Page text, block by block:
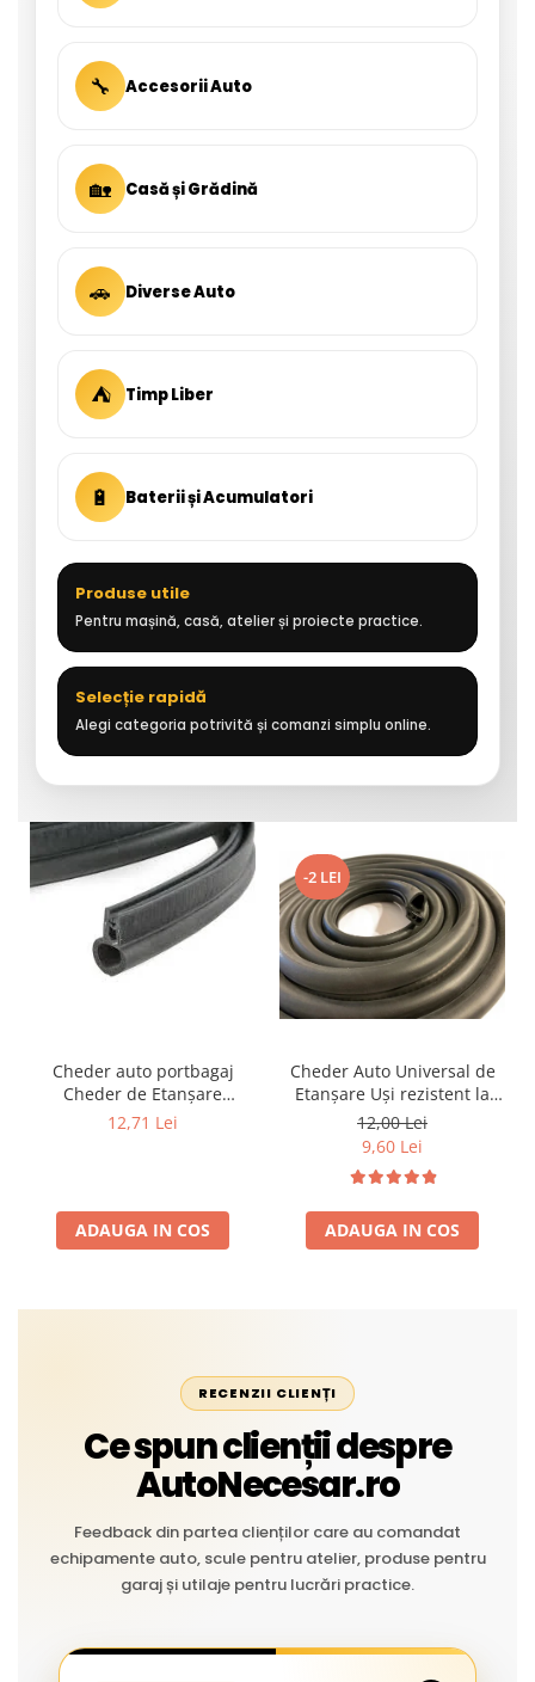
🔧 Accesorii Auto
🏡 Casă și Grădină
🚗 Diverse Auto
⛺ Timp Liber
🔋 Baterii și Acumulatori
Produse utile
Pentru mașină, casă, atelier și proiecte practice.
Selecție rapidă
Alegi categoria potrivită și comanzi simplu online.
Cheder auto portbagaj
Cheder de Etanșare
Profesional din Cauciuc -
Liniar
12,71 Lei
ADAUGA IN COS
-2 LEI
Cheder Auto Universal de
Etanșare Uși rezistent la
intemperii, raze UV,
îmbătrânire și temperaturi
extreme
12,00 Lei
9,60 Lei
ADAUGA IN COS
RECENZII CLIENȚI
Ce spun clienții despre
AutoNecesar.ro
Feedback din partea clienților care au comandat
echipamente auto, scule pentru atelier, produse pentru
garaj și utilaje pentru lucrări practice.